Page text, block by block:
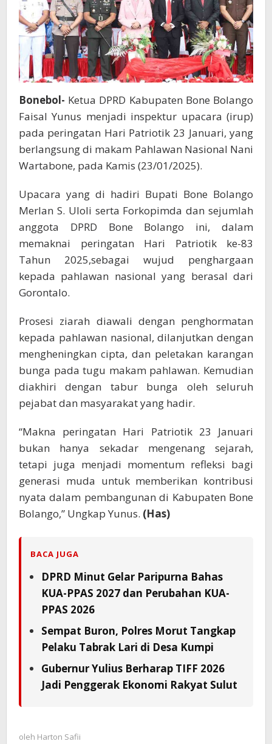
Bonebol- Ketua DPRD Kabupaten Bone Bolango
Faisal Yunus menjadi inspektur upacara (irup)
pada peringatan Hari Patriotik 23 Januari, yang
berlangsung di makam Pahlawan Nasional Nani
Wartabone, pada Kamis (23/01/2025).
Upacara yang di hadiri Bupati Bone Bolango
Merlan S. Uloli serta Forkopimda dan sejumlah
anggota DPRD Bone Bolango ini, dalam
memaknai peringatan Hari Patriotik ke-83
Tahun 2025,sebagai wujud penghargaan
kepada pahlawan nasional yang berasal dari
Gorontalo.
Prosesi ziarah diawali dengan penghormatan
kepada pahlawan nasional, dilanjutkan dengan
mengheningkan cipta, dan peletakan karangan
bunga pada tugu makam pahlawan. Kemudian
diakhiri dengan tabur bunga oleh seluruh
pejabat dan masyarakat yang hadir.
“Makna peringatan Hari Patriotik 23 Januari
bukan hanya sekadar mengenang sejarah,
tetapi juga menjadi momentum refleksi bagi
generasi muda untuk memberikan kontribusi
nyata dalam pembangunan di Kabupaten Bone
Bolango,” Ungkap Yunus. (Has)
BACA JUGA
DPRD Minut Gelar Paripurna Bahas
KUA-PPAS 2027 dan Perubahan KUA-
PPAS 2026
Sempat Buron, Polres Morut Tangkap
Pelaku Tabrak Lari di Desa Kumpi
Gubernur Yulius Berharap TIFF 2026
Jadi Penggerak Ekonomi Rakyat Sulut
oleh Harton Safii